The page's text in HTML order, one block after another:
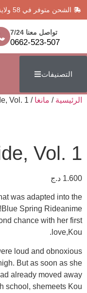
58 ولاية
0662-
/ Ao Haru Ride, Vol. 1
Ride,
series that was
Blue Spring
gets a second chance
all boys were loud
in junior high. But as
him,he had already
Now in high school,